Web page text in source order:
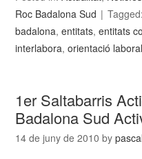
Roc Badalona Sud
badalona,entitats,entitats
interlabora,orientació laboral
1er Saltabarris
Badalona Sud
14 de juny de 2010 by